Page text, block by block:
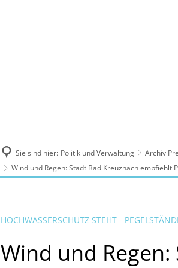
Sie sind hier: Politik und Verwaltung Archiv
Wind und Regen: Stadt Bad Kreuznach empfiehlt
HOCHWASSERSCHUTZ STEHT -
Wind und